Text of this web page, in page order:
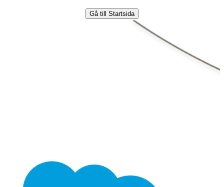
Gå till Startsida